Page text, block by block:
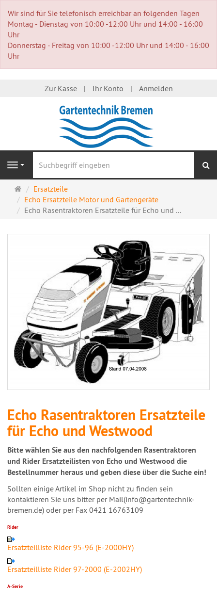
Wir sind für Sie telefonisch erreichbar an folgenden Tagen
Montag - Dienstag von 10:00 -12:00 Uhr und 14:00 - 16:00
Uhr
Donnerstag - Freitag von 10:00 -12:00 Uhr und 14:00 - 16:00
Uhr
Zur Kasse Ihr Konto Anmelden
Navigation
Startseite
Ersatzteile
Echo Ersatzteile Motor und Gartengeräte
Echo Rasentraktoren Ersatzteile für Echo und ...
Echo Rasentraktoren Ersatzteile
für Echo und Westwood
Bitte wählen Sie aus den nachfolgenden Rasentraktoren
und Rider Ersatzteilisten von Echo und Westwood die
Bestellnummer heraus und geben diese über die Suche ein!
Sollten einige Artikel im Shop nicht zu finden sein
kontaktieren Sie uns bitter per Mail(info@gartentechnik-
bremen.de) oder per Fax 0421 16763109
Rider
Ersatzteilliste Rider 95-96 (E-2000HY)
Ersatzteilliste Rider 97-2000 (E-2002HY)
A-Serie